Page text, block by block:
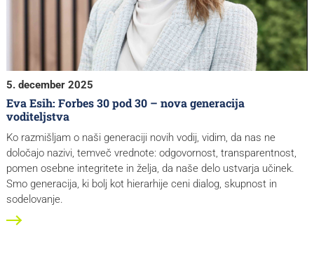
5. december 2025
Eva Esih: Forbes 30 pod 30 – nova generacija
voditeljstva
Ko razmišljam o naši generaciji novih vodij, vidim, da nas ne
določajo nazivi, temveč vrednote: odgovornost, transparentnost,
pomen osebne integritete in želja, da naše delo ustvarja učinek.
Smo generacija, ki bolj kot hierarhije ceni dialog, skupnost in
sodelovanje.